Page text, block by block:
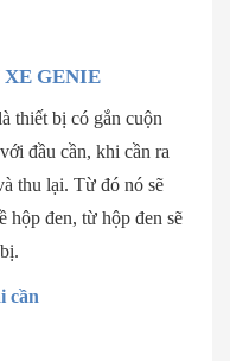
GENIE
thiết bị có gắn cuộn
đầu cần, khi cần ra
thu lại. Từ đó nó sẽ
hộp đen, từ hộp đen sẽ
cần